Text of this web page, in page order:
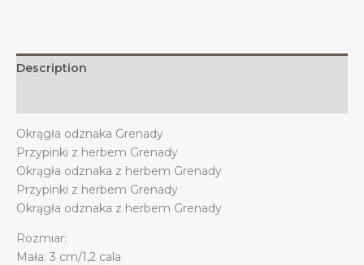
Description
Okrągła odznaka Grenady
Przypinki z herbem Grenady
Okrągła odznaka z herbem Grenady
Przypinki z herbem Grenady
Okrągła odznaka z herbem Grenady
Rozmiar:
Mała: 3 cm/1,2 cala